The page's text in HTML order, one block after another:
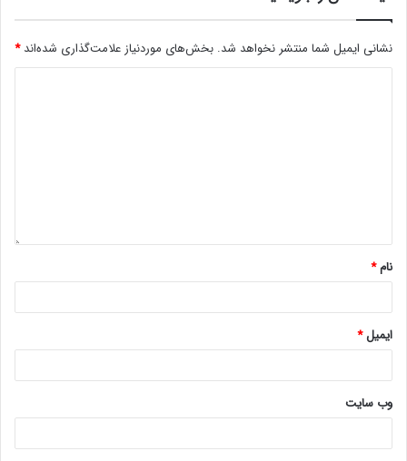
نشانی ایمیل شما منتشر نخواهد شد. بخش‌های موردنیاز علامت‌گذاری شده‌اند*
نام*
ایمیل*
وب‌ سایت